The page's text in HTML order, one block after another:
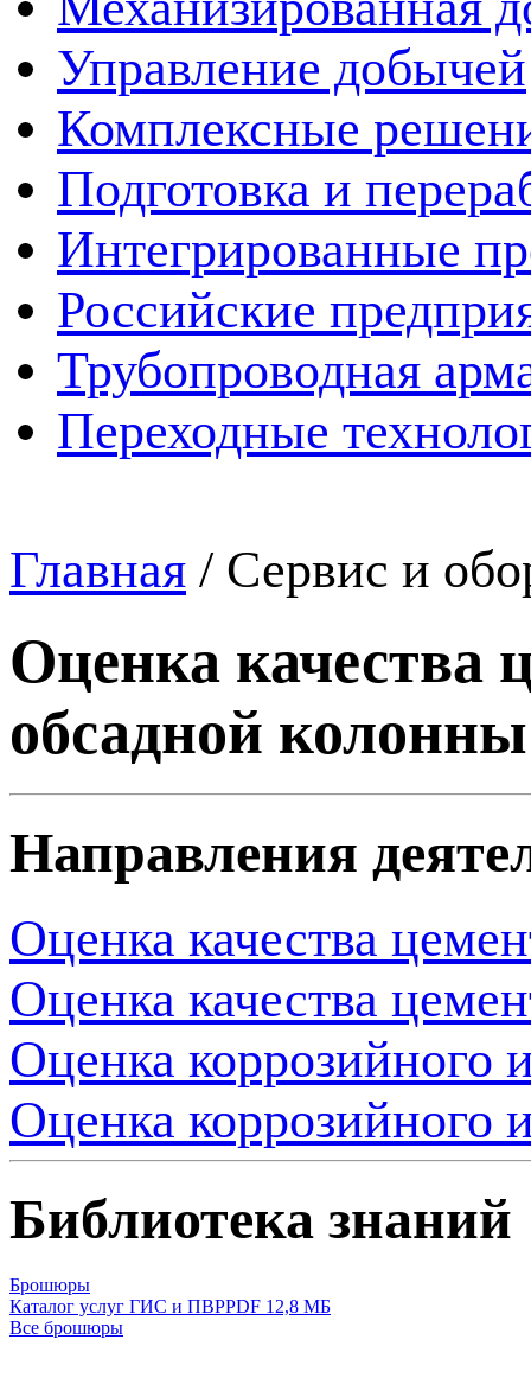
Управление добычей
Комплексные
Подготовка и
Интегрированные
Российские
Трубопроводная
Переходные
Главная / Сервис и
Оценка качества
обсадной колонны
Направления
Оценка качества
Оценка качества
Оценка коррозийного
Оценка коррозийного
Библиотека знаний
Брошюры
Каталог услуг ГИС и ПВРPDF 12,8 МБ
Все брошюры